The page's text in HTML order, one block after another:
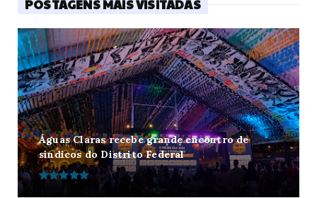
POSTAGENS MAIS VISITADAS
Águas Claras recebe grande encontro de
síndicos do Distrito Federal